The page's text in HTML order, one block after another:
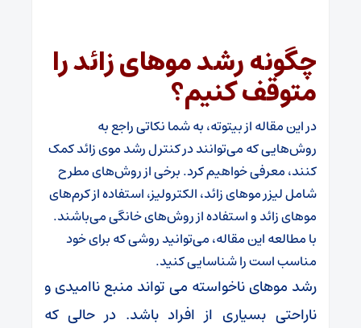
چگونه رشد موهای زائد را
متوقف کنیم؟
در این مقاله از بیتوته، به شما نکاتی راجع به
روش‌هایی که می‌توانند در کنترل رشد موی زائد کمک
کنند، معرفی خواهیم کرد. برخی از روش‌های مطرح
شامل لیزر موهای زائد، الکترولیز، استفاده از کرم‌های
موهای زائد و استفاده از روش‌های خانگی می‌باشند.
با مطالعه این مقاله، می‌توانید روشی که برای خود
مناسب است را شناسایی کنید.
رشد موهای ناخواسته می تواند منبع ناامیدی و
ناراحتی بسیاری از افراد باشد. در حالی که